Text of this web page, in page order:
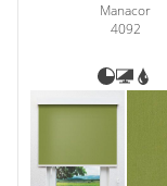
Manacor
4092